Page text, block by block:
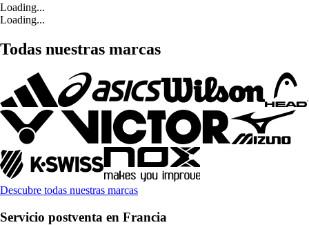
Loading...
Loading...
Todas nuestras marcas
Descubre todas nuestras marcas
Servicio postventa en Francia